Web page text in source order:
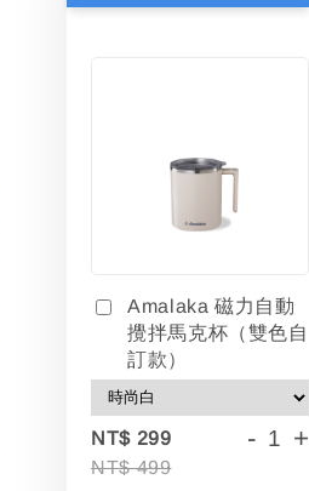
Amalaka 磁力自動
攪拌馬克杯（雙色自
訂款）
NT$ 299
NT$ 499
- +